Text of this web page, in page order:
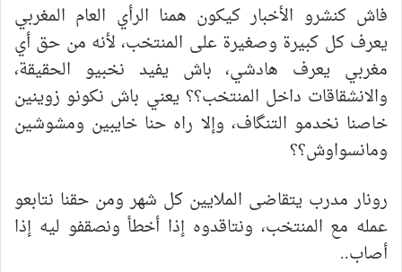
فاش كنشرو الأخبار كيكون همنا الرأي العام المغربي
يعرف كل كبيرة وصغيرة على المنتخب، لأنه من حق أي
مغربي يعرف هادشي، باش يفيد نخبيو الحقيقة،
والانشقاقات داخل المنتخب؟؟ يعني باش نكونو زوينين
خاصنا نخدمو التنگاف، وإلا راه حنا خايبين ومشوشين
ومانسواوش؟؟
رونار مدرب يتقاضى الملايين كل شهر ومن حقنا نتابعو
عمله مع المنتخب، ونتاقدوه إذا أخطأ ونصقفو ليه إذا
أصاب..